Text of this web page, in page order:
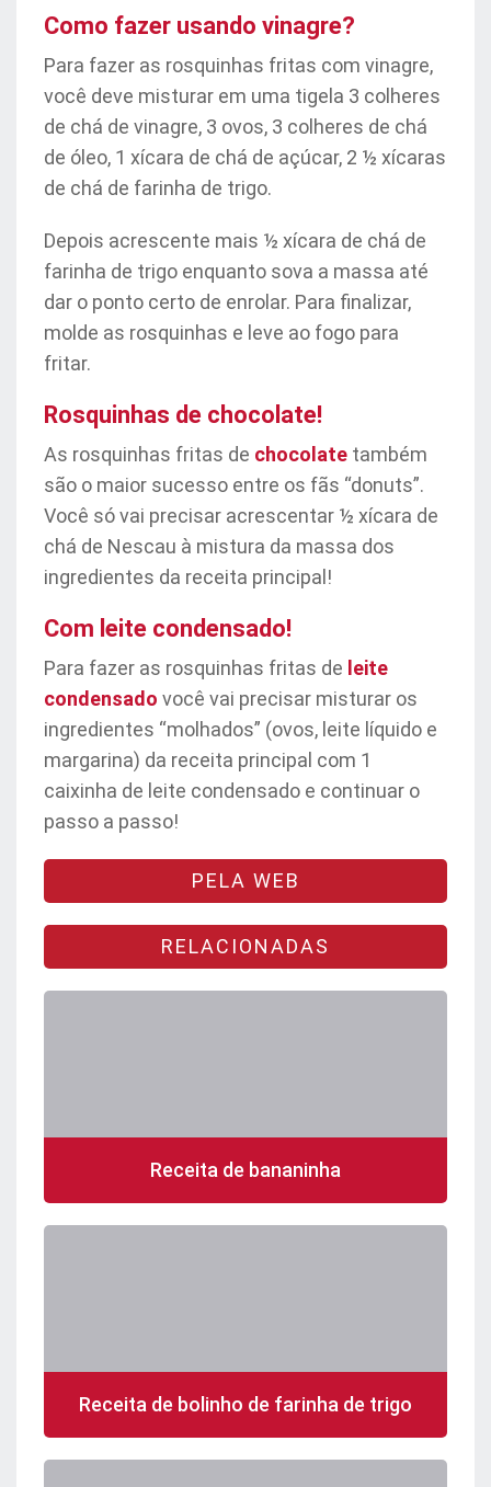
Como fazer usando vinagre?
Para fazer as rosquinhas fritas com vinagre,
você deve misturar em uma tigela 3 colheres
de chá de vinagre, 3 ovos, 3 colheres de chá
de óleo, 1 xícara de chá de açúcar, 2 ½ xícaras
de chá de farinha de trigo.
Depois acrescente mais ½ xícara de chá de
farinha de trigo enquanto sova a massa até
dar o ponto certo de enrolar. Para finalizar,
molde as rosquinhas e leve ao fogo para
fritar.
Rosquinhas de chocolate!
As rosquinhas fritas de chocolate também
são o maior sucesso entre os fãs “donuts”.
Você só vai precisar acrescentar ½ xícara de
chá de Nescau à mistura da massa dos
ingredientes da receita principal!
Com leite condensado!
Para fazer as rosquinhas fritas de leite
condensado você vai precisar misturar os
ingredientes “molhados” (ovos, leite líquido e
margarina) da receita principal com 1
caixinha de leite condensado e continuar o
passo a passo!
PELA WEB
RELACIONADAS
Receita de bananinha
Receita de bolinho de farinha de trigo